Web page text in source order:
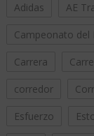
Adidas AE
Campeonato del
Carrera
corredor
Esfuerzo